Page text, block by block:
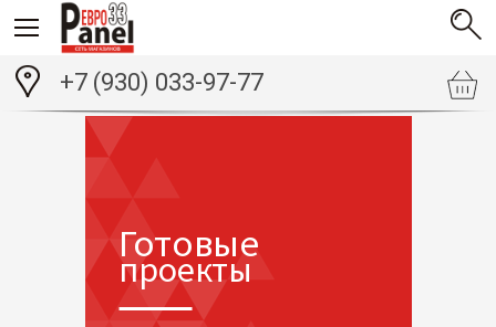
+7 (930) 033-97-77
Готовые
проекты